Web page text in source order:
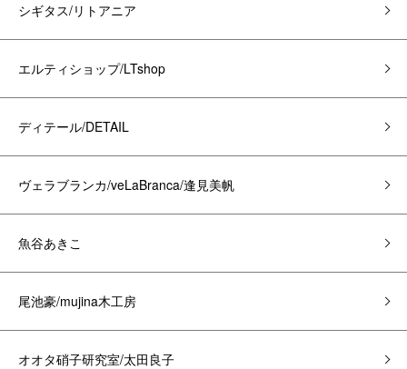
シギタス/リトアニア
エルティショップ/LTshop
ディテール/DETAIL
ヴェラブランカ/veLaBranca/逢見美帆
魚谷あきこ
尾池豪/mujina木工房
オオタ硝子研究室/太田良子